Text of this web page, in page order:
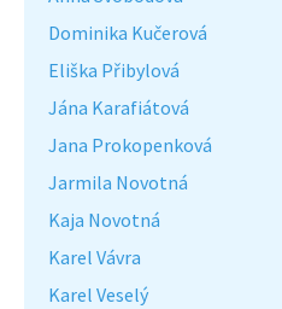
Dominika Kučerová
Eliška Přibylová
Jána Karafiátová
Jana Prokopenková
Jarmila Novotná
Kaja Novotná
Karel Vávra
Karel Veselý